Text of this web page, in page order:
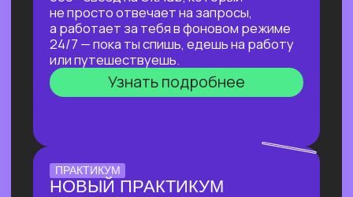
БОЛЬШОЙ ПРАКТИКУМ
ПО СОЗДАНИЮ
ВИЗУАЛЬНОГО КОНТЕНТА
С ИИ-ИНСТРУМЕНТАМИ,
ДОСТУПНЫМИ В РФ
За 2 часа покажем, как создавать
трендовый видеоконтент уровня Veo‑3,
цифровых аватаров и визуал